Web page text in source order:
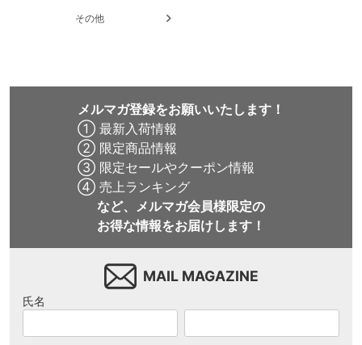
その他
メルマガ登録をお願いいたします！
① 最新入荷情報
② 限定商品情報
③ 限定セールやクーポン情報
④ 売上ランキング
など、メルマガ会員様限定の
お得な情報をお届けします！
MAIL MAGAZINE
氏名